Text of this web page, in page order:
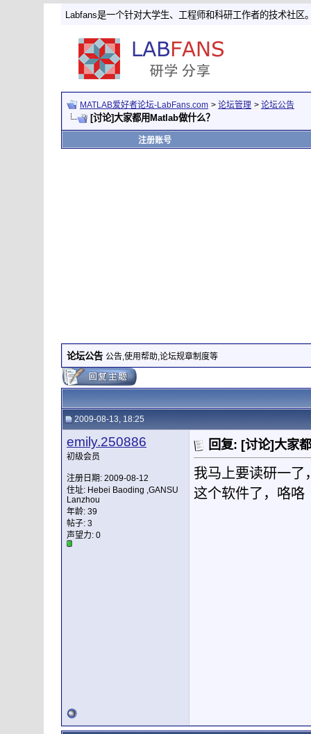
Labfans是一个针对大学生、工程师和科研工作者的技术社区
MATLAB爱好者论坛-LabFans.com > 论坛管理 > 论坛公告
[讨论]大家都用Matlab做什么？
注册账号
论坛公告 公告,使用帮助,论坛规章制度等
2009-08-13, 18:25
emily.250886
初级会员
注册日期: 2009-08-12
住址: Hebei Baoding ,GANSU
Lanzhou
年龄: 39
帖子: 3
声望力: 0
回复: [讨论]大家
我马上要读研一了
这个软件了，咯咯